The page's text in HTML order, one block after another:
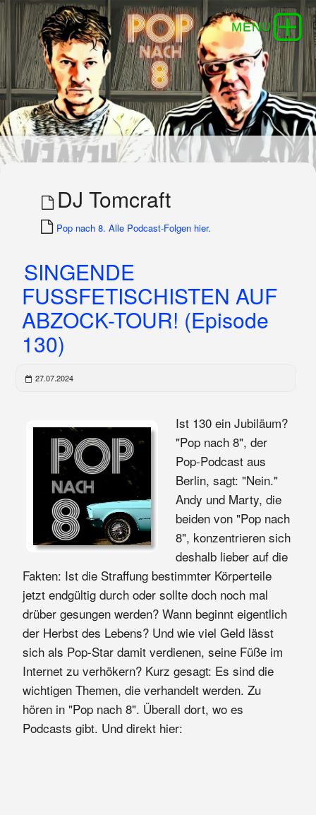
DJ Tomcraft
Pop nach 8. Alle Podcast-Folgen hier.
SINGENDE
FUSSFETISCHISTEN AUF
ABZOCK-TOUR! (Episode
130)
27.07.2024
Ist 130 ein Jubiläum?
"Pop nach 8", der
Pop-Podcast aus
Berlin, sagt: "Nein."
Andy und Marty, die
beiden von "Pop nach
8", konzentrieren sich
deshalb lieber auf die
Fakten: Ist die Straffung bestimmter Körperteile
jetzt endgültig durch oder sollte doch noch mal
drüber gesungen werden? Wann beginnt eigentlich
der Herbst des Lebens? Und wie viel Geld lässt
sich als Pop-Star damit verdienen, seine Füße im
Internet zu verhökern? Kurz gesagt: Es sind die
wichtigen Themen, die verhandelt werden. Zu
hören in "Pop nach 8". Überall dort, wo es
Podcasts gibt. Und direkt hier: